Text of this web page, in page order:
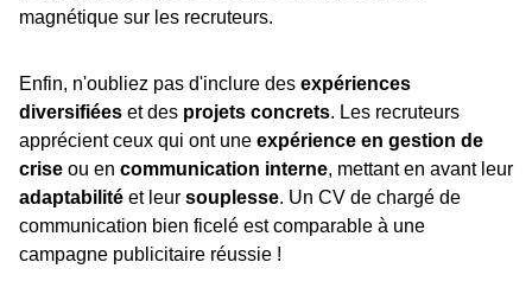
magnétique sur les recruteurs.
Enfin, n'oubliez pas d'inclure des expériences
diversifiées et des projets concrets. Les recruteurs
apprécient ceux qui ont une expérience en gestion de
crise ou en communication interne, mettant en avant leur
adaptabilité et leur souplesse. Un CV de chargé de
communication bien ficelé est comparable à une
campagne publicitaire réussie !